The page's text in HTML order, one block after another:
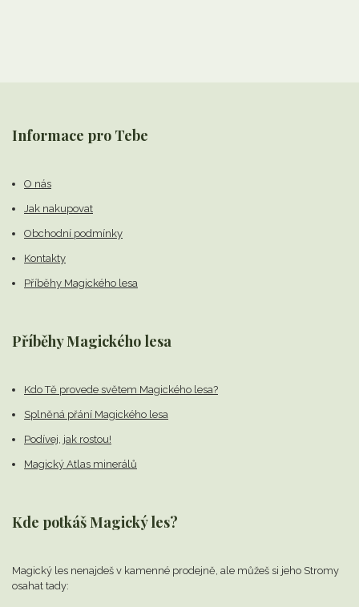
Informace pro Tebe
O nás
Jak nakupovat
Obchodní podmínky
Kontakty
Příběhy Magického lesa
Příběhy Magického lesa
Kdo Tě provede světem Magického lesa?
Splněná přání Magického lesa
Podívej, jak rostou!
Magický Atlas minerálů
Kde potkáš Magický les?
Magický les nenajdeš v kamenné prodejně, ale můžeš si jeho Stromy
osahat tady: